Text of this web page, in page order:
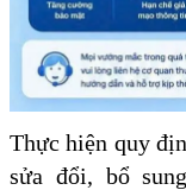
Thực hiện quy
sửa đổi, bổ